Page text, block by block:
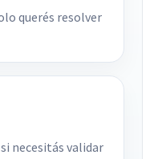
querés resolver
necesitás validar